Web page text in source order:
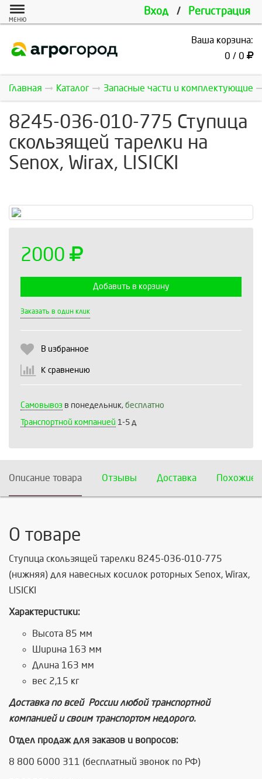
Вход / Регистрация
МЕНЮ
Ваша корзина:
0 / 0
Главная Каталог Запасные части и комплектующие
8245-036-010-775 Ступица
скользящей тарелки на
Senox, Wirax, LISICKI
2000
Добавить в корзину
Заказать в один клик
В избранное
К сравнению
Самовывоз в понедельник, бесплатно
Транспортной компанией 1-5 д
Описание товара Отзывы Доставка Похожие
О товаре
Ступица скользящей тарелки 8245-036-010-775
(нижняя) для навесных косилок роторных Senox, Wirax,
LISICKI
Характеристики:
Высота 85 мм
Ширина 163 мм
Длина 163 мм
вес 2,15 кг
Доставка по всей России любой транспортной
компанией и своим транспортом недорого.
Отдел продаж для заказов и вопросов:
8 800 6000 311 (бесплатный звонок по РФ)